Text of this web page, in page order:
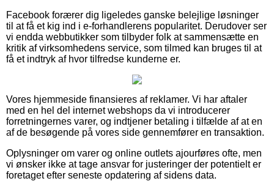
Facebook forærer dig ligeledes ganske belejlige løsninger
til at få et kig ind i e-forhandlerens popularitet. Derudover ser
vi endda webbutikker som tilbyder folk at sammensætte en
kritik af virksomhedens service, som tilmed kan bruges til at
få et indtryk af hvor tilfredse kunderne er.
Vores hjemmeside finansieres af reklamer. Vi har aftaler
med en hel del internet webshops da vi introducerer
forretningernes varer, og indtjener betaling i tilfælde af at en
af de besøgende på vores side gennemfører en transaktion.
Oplysninger om varer og online outlets ajourføres ofte, men
vi ønsker ikke at tage ansvar for justeringer der potentielt er
foretaget efter seneste opdatering af sidens data.